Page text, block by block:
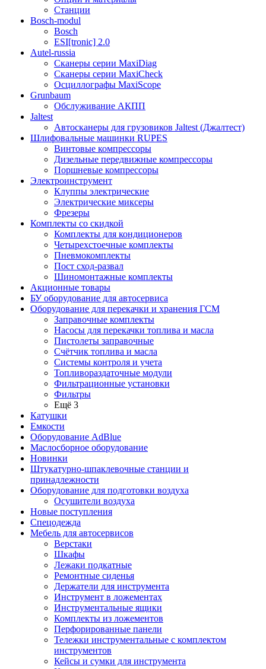
Станции
Bosch-modul
Bosch
ESI[tronic] 2.0
Autel-russia
Сканеры серии MaxiDiag
Сканеры серии MaxiCheck
Осциллографы MaxiScope
Grunbaum
Обслуживание АКПП
Jaltest
Автосканеры для грузовиков Jaltest (Джалтест)
Шлифовальные машинки RUPES
Винтовые компрессоры
Дизельные передвижные компрессоры
Поршневые компрессоры
Электроинструмент
Клуппы электрические
Электрические миксеры
Фрезеры
Комплекты со скидкой
Комплекты для кондиционеров
Четырехстоечные комплекты
Пневмокомплекты
Пост сход-развал
Шиномонтажные комплекты
Акционные товары
БУ оборудование для автосервиса
Оборудование для перекачки и хранения ГСМ
Заправочные комплекты
Насосы для перекачки топлива и масла
Пистолеты заправочные
Счётчик топлива и масла
Системы контроля и учета
Топливораздаточные модули
Фильтрационные установки
Фильтры
Ещё 3
Катушки
Емкости
Оборудование AdBlue
Маслосборное оборудование
Новинки
Штукатурно-шпаклевочные станции и
принадлежности
Оборудование для подготовки воздуха
Осушители воздуха
Новые поступления
Спецодежда
Мебель для автосервисов
Верстаки
Шкафы
Лежаки подкатные
Ремонтные сиденья
Держатели для инструмента
Инструмент в ложементах
Инструментальные ящики
Комплекты из ложементов
Перфорированные панели
Тележки инструментальные с комплектом
инструментов
Кейсы и сумки для инструмента